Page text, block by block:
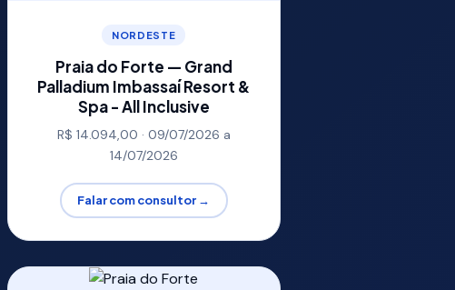
NORDESTE
Praia do Forte — Grand
Palladium Imbassaí Resort &
Spa - All Inclusive
R$ 14.094,00 · 09/07/2026 a
14/07/2026
Falar com consultor →